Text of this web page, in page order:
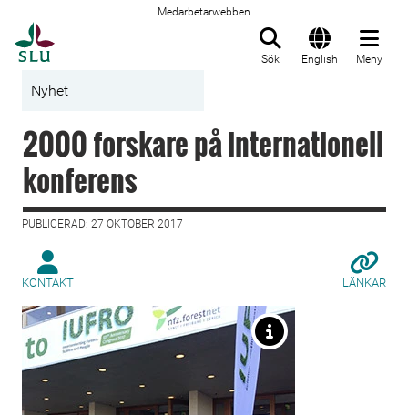
Medarbetarwebben
Sök English Meny
Nyhet
2000 forskare på internationell
konferens
PUBLICERAD: 27 OKTOBER 2017
KONTAKT LÄNKAR